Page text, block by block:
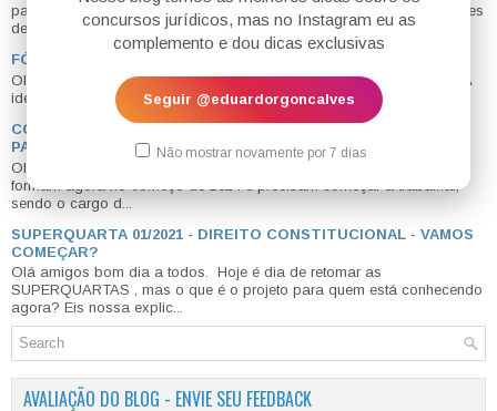
concursos jurídicos, mas no Instagram eu as
complemento e dou dicas exclusivas
Seguir @eduardorgoncalves
Não mostrar novamente por 7 dias
país já tem data para começar: dia 05/01/2026. Por que eu faço esses
desa...
FÓRUM DO BLOG - ESPAÇO PARA VOCÊS SE AJUDAREM
Olá #concurseiros! Inauguramos hoje, 20/08/2019 , o fórum do blog. A
ideia é criar um canal de contato direto entre os leitores do ...
COMO CONSEGUIR UM CARGO DE ASSESSOR? PASSO A
PASSO PARA GARANTIR UMA VAGA
Olá meus amigos, bom dia a todos e todas. Muitos de vocês se
formam agora no começo de 2024 e precisam começar a trabalhar,
sendo o cargo d...
SUPERQUARTA 01/2021 - DIREITO CONSTITUCIONAL - VAMOS
COMEÇAR?
Olá amigos bom dia a todos. Hoje é dia de retomar as
SUPERQUARTAS , mas o que é o projeto para quem está conhecendo
agora? Eis nossa explic...
AVALIAÇÃO DO BLOG - ENVIE SEU FEEDBACK